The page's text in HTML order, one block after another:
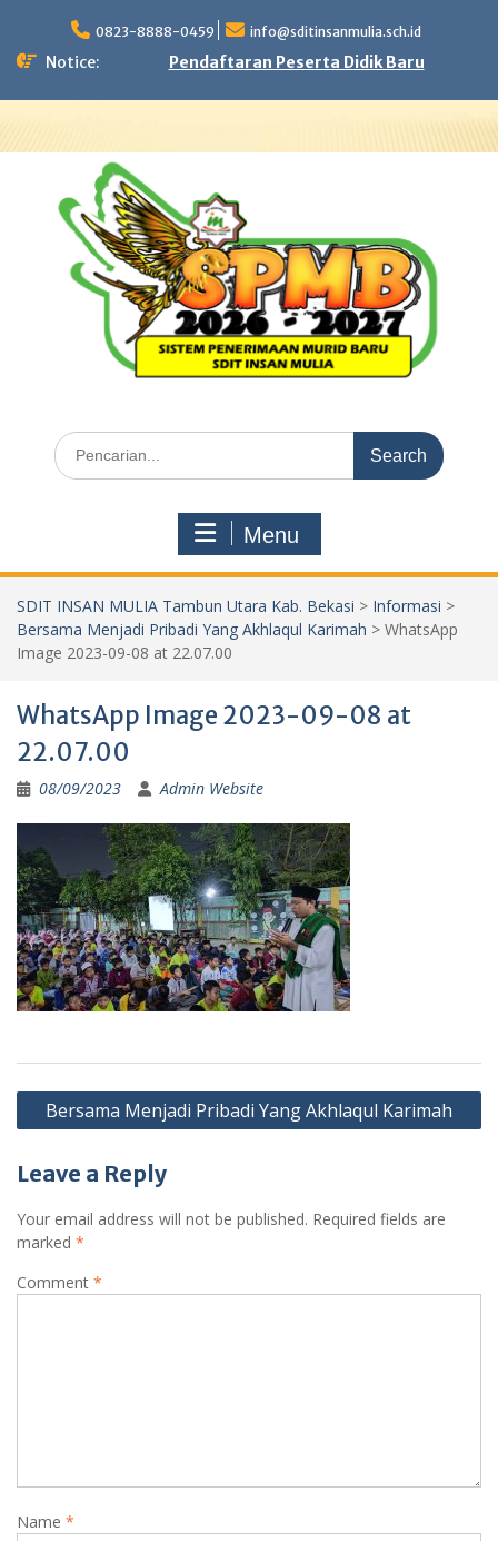
content
0823-8888-0459 info@sditinsanmulia.sch.id
Notice: Pendaftaran Peserta Didik Baru
Search
for:
Menu
SDIT INSAN MULIA Tambun Utara Kab. Bekasi > Informasi >
Bersama Menjadi Pribadi Yang Akhlaqul Karimah > WhatsApp
Image 2023-09-08 at 22.07.00
WhatsApp Image 2023-09-08 at
22.07.00
08/09/2023 Admin Website
Post
navigation
Bersama Menjadi Pribadi Yang Akhlaqul Karimah
Leave a Reply
Your email address will not be published. Required fields are
marked *
Comment *
Name *